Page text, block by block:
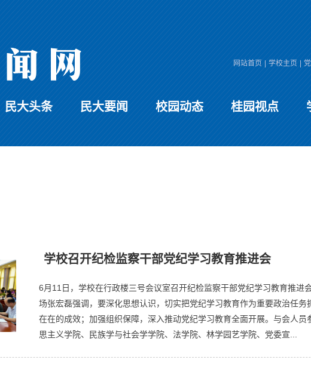
网站首页 学校主页
民大头条 民大要闻 校园动态 桂园视点
学校召开纪检监察干部党纪学习教育推进会
6月11日，学校在行政楼三号会议室召开纪检监察干部党纪学习教育推进
场张宏磊强调，要深化思想认识，切实把党纪学习教育作为重要政治任
在在的成效；加强组织保障，深入推动党纪学习教育全面开展。与会人
思主义学院、民族学与社会学学院、法学院、林学园艺学院、党委宣...